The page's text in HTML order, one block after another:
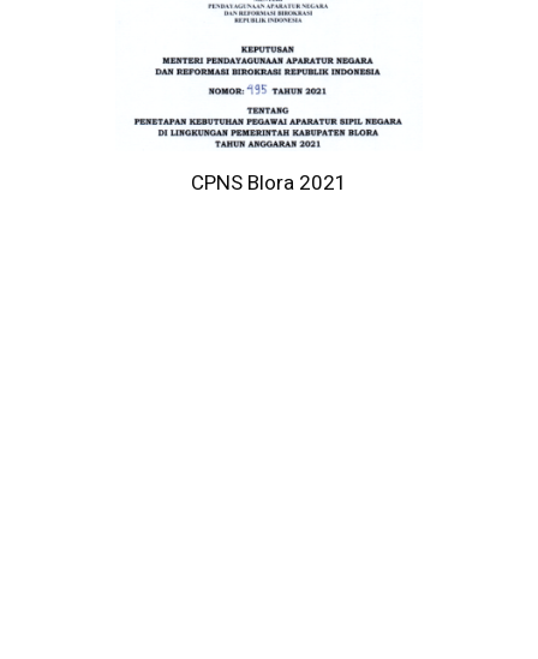
CPNS Blora 2021